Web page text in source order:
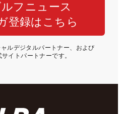
フニュース
登録はこちら
ルデジタルパートナー、および
イトパートナーです。